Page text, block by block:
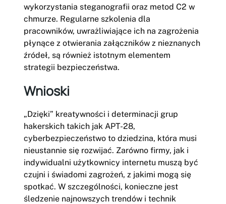
wykorzystania steganografii oraz metod C2 w
chmurze. Regularne szkolenia dla
pracowników, uwrażliwiające ich na zagrożenia
płynące z otwierania załączników z nieznanych
źródeł, są również istotnym elementem
strategii bezpieczeństwa.
Wnioski
„Dzięki” kreatywności i determinacji grup
hakerskich takich jak APT-28,
cyberbezpieczeństwo to dziedzina, która musi
nieustannie się rozwijać. Zarówno firmy, jak i
indywidualni użytkownicy internetu muszą być
czujni i świadomi zagrożeń, z jakimi mogą się
spotkać. W szczególności, konieczne jest
śledzenie najnowszych trendów i technik